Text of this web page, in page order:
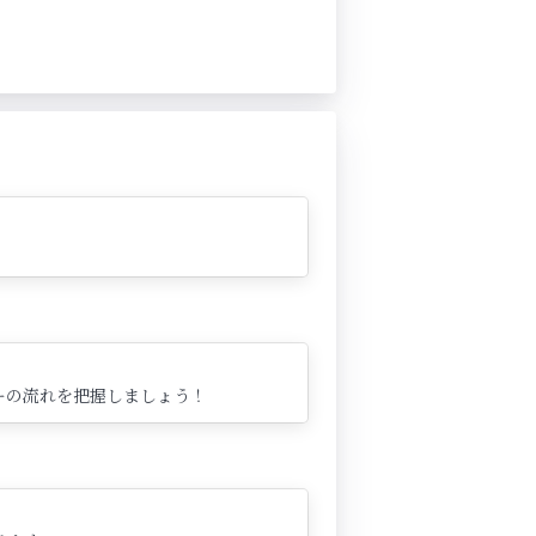
流れを把握しましょう！